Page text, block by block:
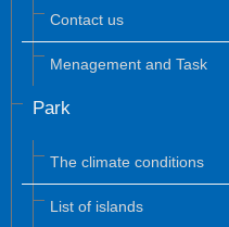
Contact us
Menagement and Task
Park
The climate conditions
List of islands